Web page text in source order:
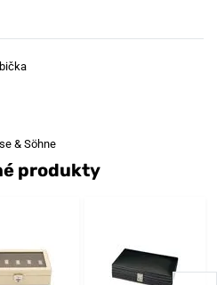
& Söhne
produkty